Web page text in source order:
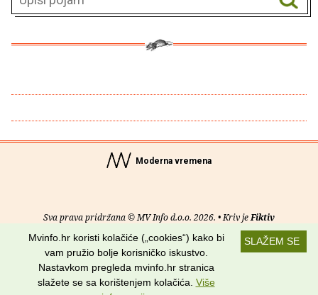
Moderna vremena
Sva prava pridržana © MV Info d.o.o. 2026. • Kriv jeFiktiv
Uvjeti korištenja RSS kanali
Potraži nas na:
SLAŽEM SE
Mvinfo.hr koristi kolačiće („cookies“) kako bi
vam pružio bolje korisničko iskustvo.
Nastavkom pregleda mvinfo.hr stranica
slažete se sa korištenjem kolačića. Više